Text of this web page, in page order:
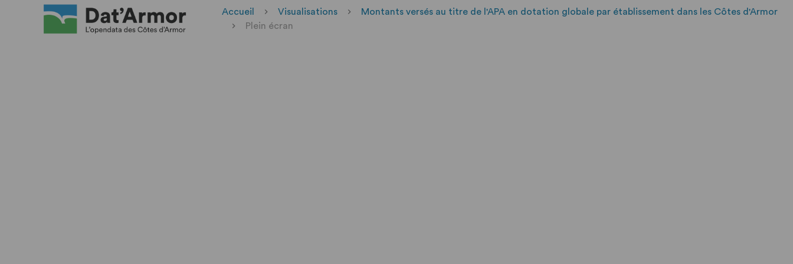
Accueil Visualisations
Montants versés au titre de l'APA en dotation globale par établissement dans les Côtes d'Armor
Plein écran